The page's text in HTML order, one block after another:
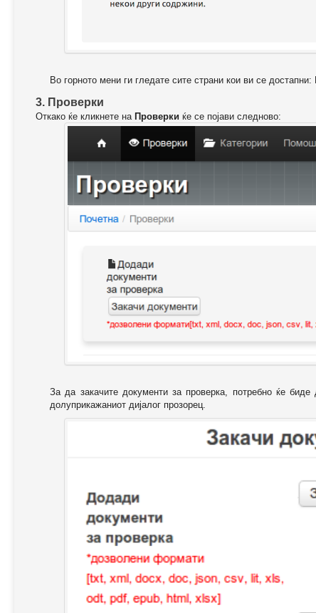
Во горното мени ги гледате сите страни кои ви се
3. Проверки
Откако ќе кликнете на Проверки ќе се појави следново:
За да закачите документи за проверка, потребно ќе биде
долуприкажаниот дијалог прозорец.